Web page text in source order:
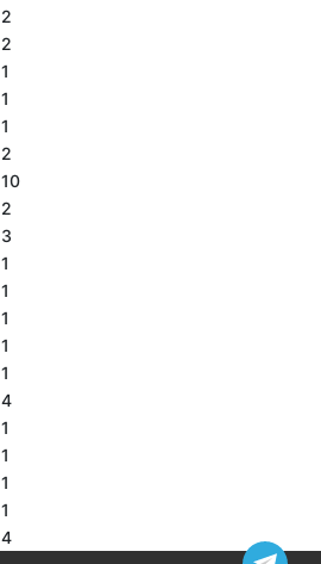
2
2
1
1
1
2
10
2
3
1
1
1
1
1
4
1
1
1
1
4